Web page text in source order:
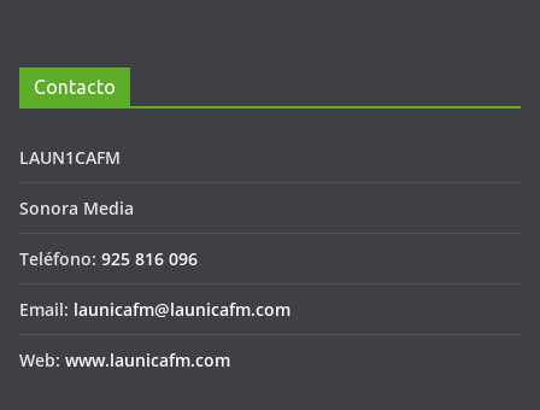
Contacto
LAUN1CAFM
Sonora Media
Teléfono: 925 816 096
Email: launicafm@launicafm.com
Web: www.launicafm.com